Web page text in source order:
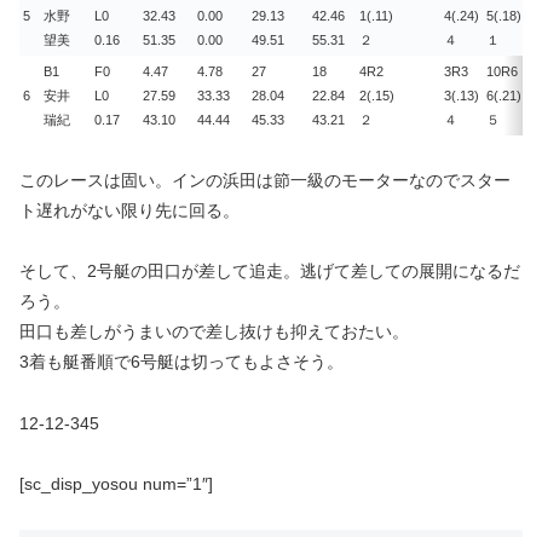
5
水野
望美
L0
0.16
32.43
51.35
0.00
0.00
29.13
49.51
42.46
55.31
1(.11)
２
4(.24)
４
5(.18)
１
6
B1
安井
瑞紀
F0
L0
0.17
4.47
27.59
43.10
4.78
33.33
44.44
27
28.04
45.33
18
22.84
43.21
4R2
2(.15)
２
3R3
3(.13)
４
10R6
6(.21)
５
このレースは固い。インの浜田は節一級のモーターなのでスター
ト遅れがない限り先に回る。
そして、2号艇の田口が差して追走。逃げて差しての展開になるだ
ろう。
田口も差しがうまいので差し抜けも抑えておたい。
3着も艇番順で6号艇は切ってもよさそう。
12-12-345
[sc_disp_yosou num=”1″]